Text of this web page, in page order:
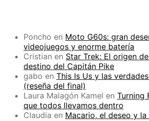
Poncho en Moto G60s: gran
videojuegos y enorme batería
Cristian en Star Trek: El origen
destino del Capitán Pike
gabo en This Is Us y las
(reseña del final)
Laura Malagón Kamel en Turning
que todos llevamos dentro
Claudia en Macario, el deseo y